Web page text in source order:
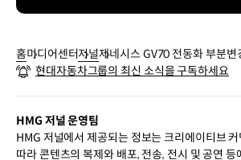
홈미디어센터저널제네시스 GV70 전동화 부분변
의 디자인 감각과 진보한 신기
현대자동차그룹의 최신 소식을 구독하세요
HMG 저널 운영팀
HMG 저널에서 제공되는 정보는 크리에이티브
따라 콘텐츠의 복제와 배포, 전송, 전시 및 공연 등